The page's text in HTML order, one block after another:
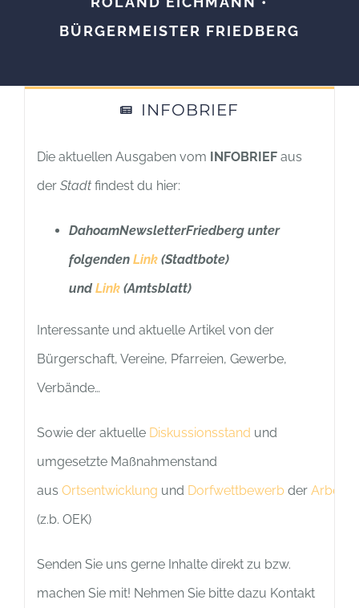
BÜRGERMEISTER FRIEDBERG
INFOBRIEF
Die aktuellen Ausgaben vom INFOBRIEFaus
der Stadt findest du hier:
DahoamNewsletterFriedberg unter
folgenden Link (Stadtbote)
undLink(Amtsblatt)
Interessante und aktuelle Artikel von der
Bürgerschaft, Vereine, Pfarreien, Gewerbe,
Verbände…
Sowie der aktuelle Diskussionsstand und
umgesetzte Maßnahmenstand
aus Ortsentwicklung und Dorfwettbewerbder
(z.b. OEK)
Senden Sie uns gerne Inhalte direkt zu bzw.
machen Sie mit! Nehmen Sie bitte dazu Kontakt